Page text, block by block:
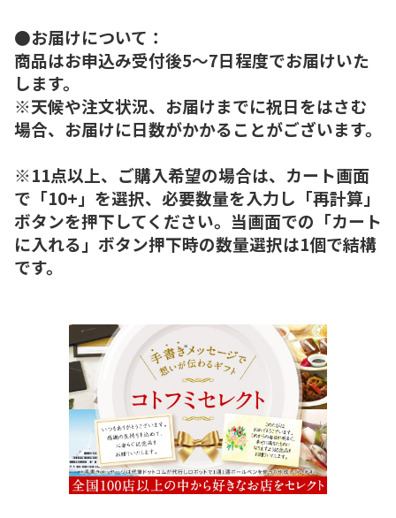
●お届けについて：
商品はお申込み受付後5～7日程度でお届けいた
します。
※天候や注文状況、お届けまでに祝日をはさむ
場合、お届けに日数がかかることがございます。
※11点以上、ご購入希望の場合は、カート画面
で「10+」を選択、必要数量を入力し「再計算」
ボタンを押下してください。当画面での「カート
に入れる」ボタン押下時の数量選択は1個で結構
です。